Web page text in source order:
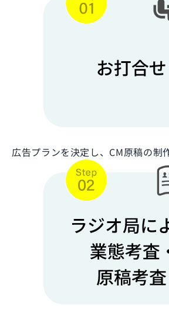
広告プランを決定し、CM原稿の制